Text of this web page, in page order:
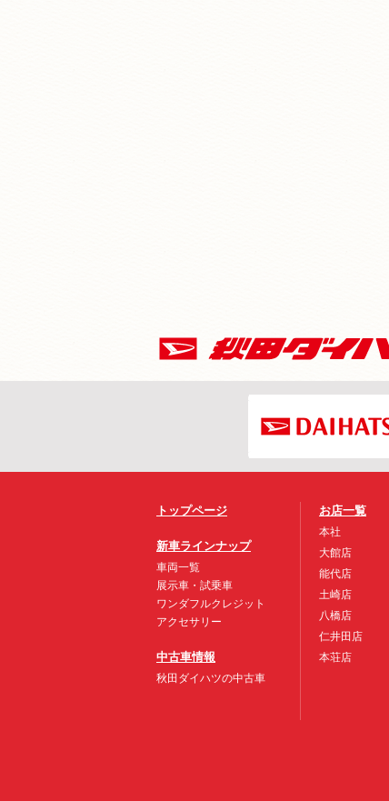
トップページ
新車ラインナップ
車両一覧
展示車・試乗車
ワンダフルクレジット
アクセサリー
中古車情報
秋田ダイハツの中古車
お店一覧
本社
大館店
能代店
土崎店
八橋店
仁井田店
本荘店